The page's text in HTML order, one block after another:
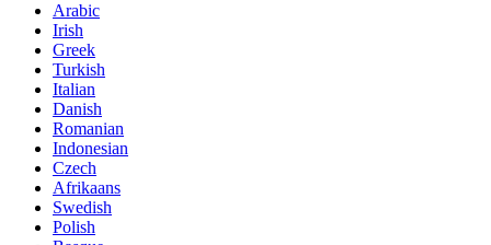
Arabic
Irish
Greek
Turkish
Italian
Danish
Romanian
Indonesian
Czech
Afrikaans
Swedish
Polish